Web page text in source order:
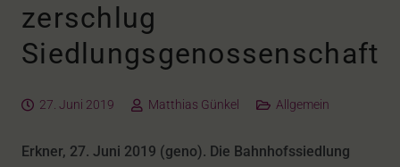
zerschlug
Siedlungsgenossenschaft
27. Juni 2019 Matthias Günkel Allgemein
Erkner, 27. Juni 2019 (geno). Die Bahnhofssiedlung